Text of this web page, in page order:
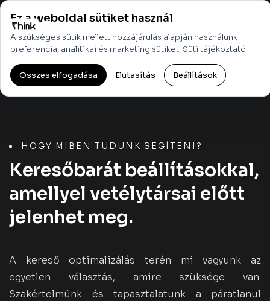
Ez a weboldal sütiket használ
A szükséges sütik mellett hozzájárulás alapján használunk
preferencia, analitikai és marketing sütiket. Süti tájékoztató
Összes elfogadása Elutasítás Beállítások
HOGY MIBEN TUDUNK SEGÍTENI?
Keresőbarát beállításokkal,
amellyel vetélytársai előtt
jelenhet meg.
A kereső optimalizálás terén mi vagyunk az
egyetlen választás, amire szüksége van.
Szakértelmünk és tapasztalatunk a páratlanul